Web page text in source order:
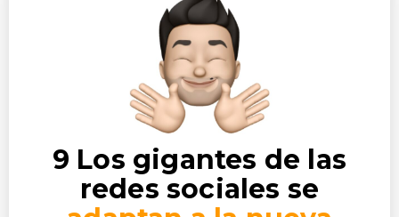
9 Los gigantes de las
redes sociales se